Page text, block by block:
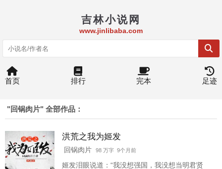
吉林小说网
www.jinlibaba.com
首页 排行 完本 足迹
"回锅肉片" 全部作品：
洪荒之我为姬发
回锅肉片 98 万字 9个月前
姬发泪眼说道：“我没想强国，我没想当明君贤